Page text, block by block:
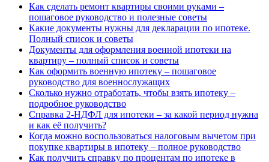
Как сделать ремонт квартиры своими руками –
пошаговое руководство и полезные советы
Какие документы нужны для декларации по ипотеке.
Полный список и советы
Документы для оформления военной ипотеки на
квартиру – полный список и советы
Как оформить военную ипотеку – пошаговое
руководство для военнослужащих
Сколько нужно отработать, чтобы взять ипотеку –
подробное руководство
Справка 2-НДФЛ для ипотеки – за какой период нужна
и как её получить?
Когда можно воспользоваться налоговым вычетом при
покупке квартиры в ипотеку – полное руководство
Как получить справку по процентам по ипотеке в